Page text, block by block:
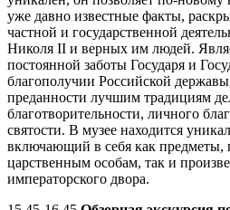
уже давно известные факты,
частной и государственной
Николя II и верных им людей.
постоянной заботы Государя и
благополучии Российской
преданности лучшим традициям
благотворительности, личного
святости. В музее находится
включающий в себя как предметы,
царственным особам, так и
императорского двора.